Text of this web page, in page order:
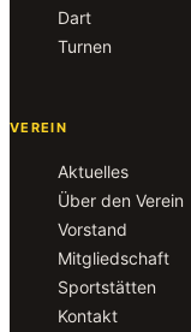
Dart
Turnen
VEREIN
Aktuelles
Über den Verein
Vorstand
Mitgliedschaft
Sportstätten
Kontakt